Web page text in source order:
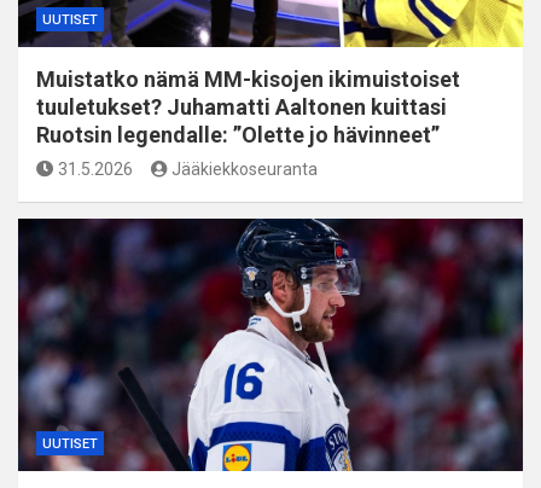
UUTISET
Muistatko nämä MM-kisojen ikimuistoiset
tuuletukset? Juhamatti Aaltonen kuittasi
Ruotsin legendalle: ”Olette jo hävinneet”
31.5.2026 Jääkiekkoseuranta
UUTISET